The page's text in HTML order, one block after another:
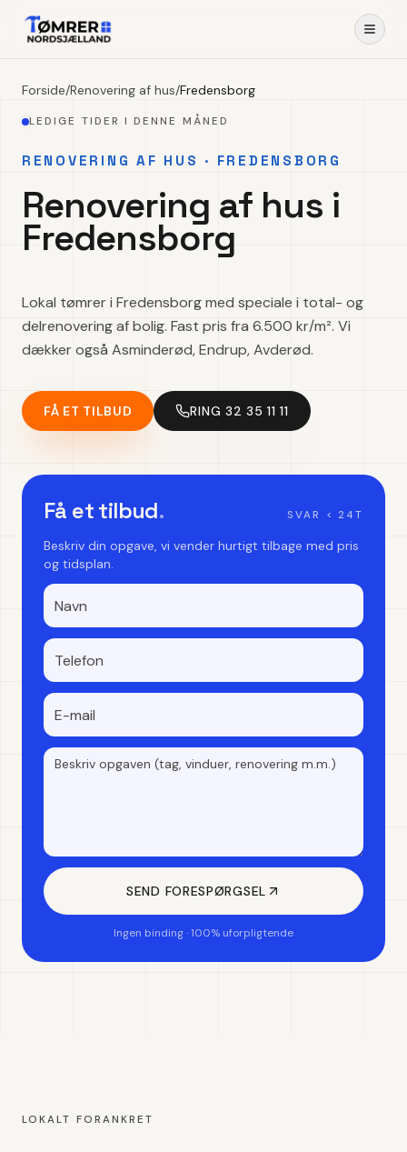
Forside/Renovering af hus/Fredensborg
LEDIGE TIDER I DENNE MÅNED
RENOVERING AF HUS · FREDENSBORG
Renovering af hus i
Fredensborg
Lokal tømrer i Fredensborg med speciale i total- og
delrenovering af bolig. Fast pris fra 6.500 kr/m². Vi
dækker også Asminderød, Endrup, Avderød.
FÅ ET TILBUD RING 32 35 11 11
Få et tilbud. SVAR < 24T
Beskriv din opgave, vi vender hurtigt tilbage med pris
og tidsplan.
SEND FORESPØRGSEL
Ingen binding · 100% uforpligtende
LOKALT FORANKRET